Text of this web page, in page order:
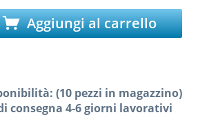
Aggiungi al carrello
(10 pezzi in magazzino)
consegna 4-6 giorni lavorativi